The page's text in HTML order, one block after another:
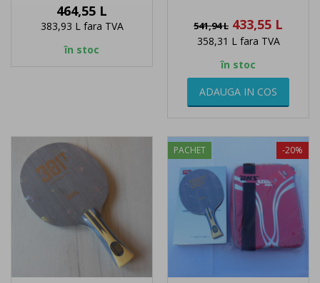
Pret
464,55 L
383,93 L fara TVA
în stoc
Pret
de
baza
541,94 L Pret
433,55 L
358,31 L fara TVA
în stoc
ADAUGA IN COS
PACHET -20%